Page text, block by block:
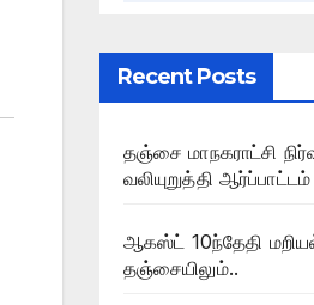
Recent Posts
தஞ்சை மாநகராட்சி
வலியுறுத்தி ஆர்ப்பாட்டம்
ஆகஸ்ட் 10ந்தேதி
தஞ்சையிலும்..